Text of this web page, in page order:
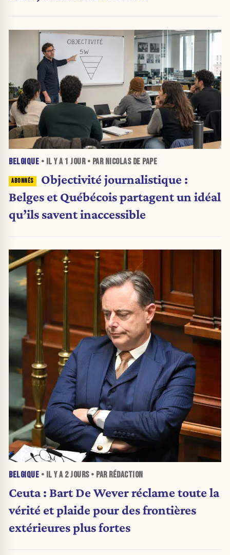
BELGIQUE • IL Y A 1 JOUR• PAR NICOLAS DE PAPE
Objectivité journalistique :
Belges et Québécois partagent un idéal
qu’ils savent inaccessible
BELGIQUE • IL Y A 2 JOURS• PAR RÉDACTION
Ceuta : Bart De Wever réclame toute la
vérité et plaide pour des frontières
extérieures plus fortes